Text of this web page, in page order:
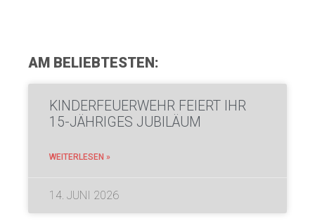
AM BELIEBTESTEN:
KINDERFEUERWEHR FEIERT IHR
15-JÄHRIGES JUBILÄUM
WEITERLESEN »
14. JUNI 2026